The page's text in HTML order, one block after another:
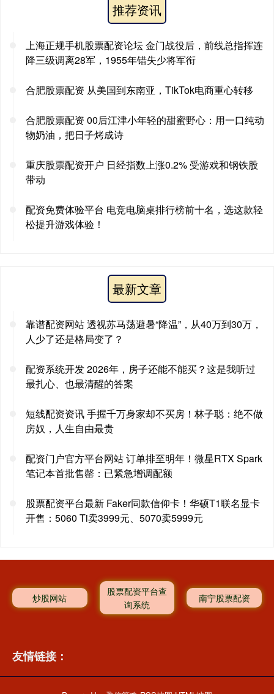
推荐资讯
上海正规手机股票配资论坛 金门战役后，前线总指挥连
降三级调离28军，1955年错失少将军衔
合肥股票配资 从美国到东南亚，TikTok电商重心转移
合肥股票配资 00后江津小年轻的甜蜜野心：用一口纯动
物奶油，把日子烤成诗
重庆股票配资开户 日经指数上涨0.2% 受游戏和钢铁股
带动
配资免费体验平台 电竞电脑桌排行榜前十名，选这款轻
松提升游戏体验！
最新文章
靠谱配资网站 透视苏马荡避暑“降温”，从40万到30万，
人少了还是格局变了？
配资系统开发 2026年，房子还能不能买？这是我听过
最扎心、也最清醒的答案
短线配资资讯 手握千万身家却不买房！林子聪：绝不做
房奴，人生自由最贵
配资门户官方平台网站 订单排至明年！微星RTX Spark
笔记本首批售罄：已紧急增调配额
股票配资平台最新 Faker同款信仰卡！华硕T1联名显卡
开售：5060 Ti卖3999元、5070卖5999元
炒股网站
股票配资平台查
询系统
南宁股票配资
友情链接：